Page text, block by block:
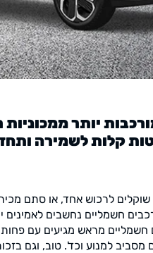
יותר
נכונה. הכירו 4 שיטות
לרכוש אחד, או סתם
חשמליים נחשבים לאמינים
מראש מגיעים עם פחות
מסביב למנוע וכד'. טוב, וגם